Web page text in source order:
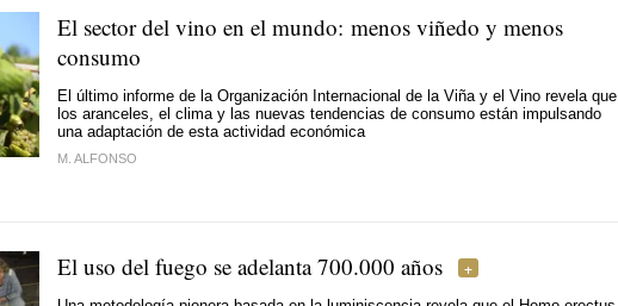
El sector del vino en el mundo: menos viñedo y menos
consumo
El último informe de la Organización Internacional de la Viña y el Vino revela que
los aranceles, el clima y las nuevas tendencias de consumo están impulsando
una adaptación de esta actividad económica
M. ALFONSO
El uso del fuego se adelanta 700.000 años